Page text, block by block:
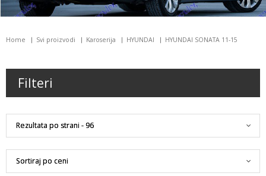
Home Svi proizvodi Karoserija HYUNDAI HYUNDAI SONATA 11-15
Filteri